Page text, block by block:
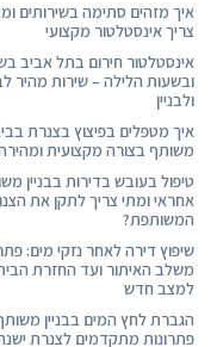
איך מזהים סתימה בשירותים
צריך אינסטלטור מקצועי
אינסטלטור חירום בתל אביב
ובשעות הלילה – שירות מהיר
ולבניין
איך מטפלים בפיצוץ בצנרת
משותף בצורה מקצועית
טיפול בעובש בדירות בבניין
אחראי ומתי צריך לתקן את
המשותפת?
שיפוץ דירה לאחר נזקי מים:
משלב האיתור ועד החזרת
למצב חדש
הגברת לחץ המים בבניין
פתרונות מתקדמים לצנרת